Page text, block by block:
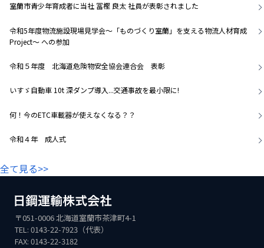
室蘭市青少年育成者に当社 冨樫 良太 社員が表彰されました
令和5年度物流施設現場見学会～「ものづくり室蘭」を支える物流人材育成
Project～ への参加
令和５年度 北海道危険物安全協会連合会 表彰
いすゞ自動車 10t 深ダンプ導入...交通事故を最小限に!
何！今のETC車載器が使えなくなる？？
令和４年 成人式
全て見る>>
〒051-0006 北海道室蘭市茶津町4-1
TEL: 0143-22-7923（代表）
FAX: 0143-22-3182